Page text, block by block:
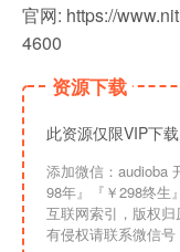
官网: https://
4600
资源下载
此资源仅限VIP下
添加微信：audioba 开通会员 | 『￥68 月』 『￥98季度』『￥1
98年』『￥298终生』| 链接失效请联系更换。资讯信息
互联网索引，版权
有侵权请联系微信号